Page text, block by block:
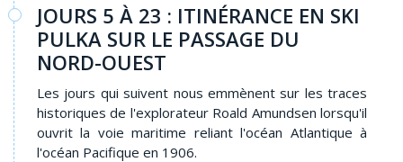
JOURS 5 À 23 : ITINÉRANCE EN SKI
PULKA SUR LE PASSAGE DU
NORD-OUEST
Les jours qui suivent nous emmènent sur les traces
historiques de l'explorateur Roald Amundsen lorsqu'il
ouvrit la voie maritime reliant l'océan Atlantique à
l'océan Pacifique en 1906.